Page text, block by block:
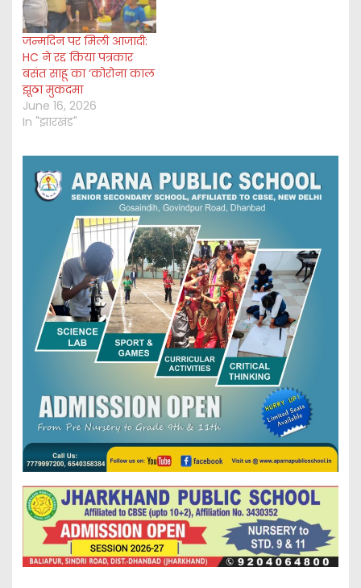
जन्मदिन पर मिली आजादी:
HC ने रद्द किया पत्रकार
बसंत साहू का ‘कोरोना काल
झूठा मुकदमा
June 16, 2026
In "झारखंड"